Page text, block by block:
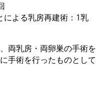
による乳房再建術：1乳
両乳房・両卵巣の手術を
手術を行ったものとして